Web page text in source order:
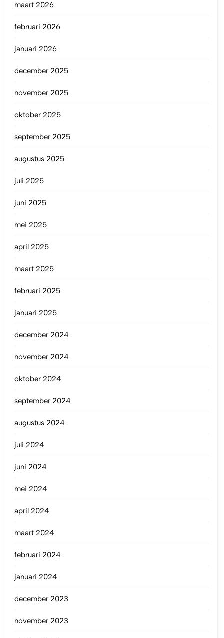
maart 2026
februari 2026
januari 2026
december 2025
november 2025
oktober 2025
september 2025
augustus 2025
juli 2025
juni 2025
mei 2025
april 2025
maart 2025
februari 2025
januari 2025
december 2024
november 2024
oktober 2024
september 2024
augustus 2024
juli 2024
juni 2024
mei 2024
april 2024
maart 2024
februari 2024
januari 2024
december 2023
november 2023